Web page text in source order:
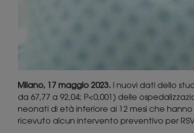
Milano, 17 maggio 2023. I nuovi dati dello
da 67,77 a 92,04; P<0,001) delle
neonati di età inferiore ai 12 mesi che
ricevuto alcun intervento preventivo per